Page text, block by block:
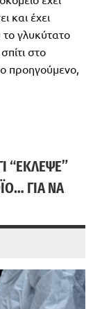
και έχει
το γλυκύτατο
στο
προηγούμενο,
“ΈΚΛΕΨΕ”
ΓΙΑ ΝΑ